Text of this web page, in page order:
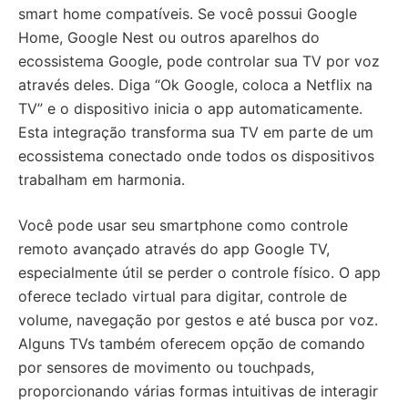
smart home compatíveis. Se você possui Google
Home, Google Nest ou outros aparelhos do
ecossistema Google, pode controlar sua TV por voz
através deles. Diga “Ok Google, coloca a Netflix na
TV” e o dispositivo inicia o app automaticamente.
Esta integração transforma sua TV em parte de um
ecossistema conectado onde todos os dispositivos
trabalham em harmonia.
Você pode usar seu smartphone como controle
remoto avançado através do app Google TV,
especialmente útil se perder o controle físico. O app
oferece teclado virtual para digitar, controle de
volume, navegação por gestos e até busca por voz.
Alguns TVs também oferecem opção de comando
por sensores de movimento ou touchpads,
proporcionando várias formas intuitivas de interagir